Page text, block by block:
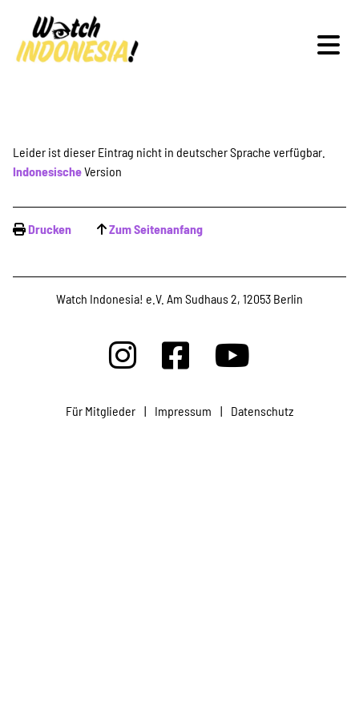
Schwerpunkte
Veranstaltungen
Publikationen
Projekte
Leider ist dieser Eintrag nicht in deutscher Sprache verfügbar.
IndonesischeVersion
Drucken Zum Seitenanfang
Watch Indonesia! e.V. Am Sudhaus 2, 12053 Berlin
Für Mitglieder | Impressum | Datenschutz